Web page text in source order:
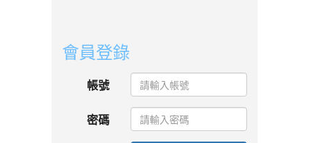
會員登錄
帳號
密碼